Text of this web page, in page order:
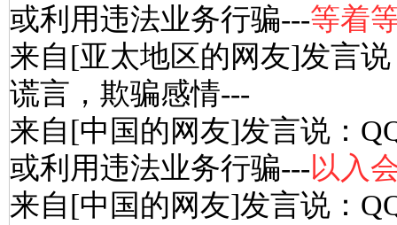
或利用违法业务行骗---等着
来自[亚太地区的网友]发言
谎言，欺骗感情---
来自[中国的网友]发言说：
或利用违法业务行骗---以入
来自[中国的网友]发言说：